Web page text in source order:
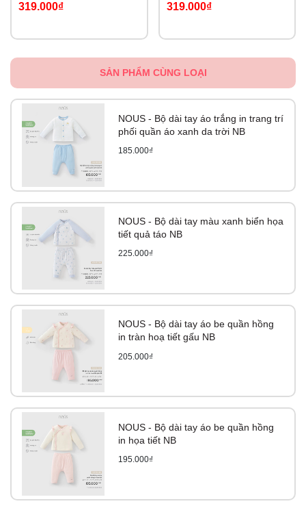
319.000₫ 319.000₫
SẢN PHẨM CÙNG LOẠI
NOUS - Bộ dài tay áo trắng in trang trí
phối quần áo xanh da trời NB
185.000₫
NOUS - Bộ dài tay màu xanh biển họa
tiết quả táo NB
225.000₫
NOUS - Bộ dài tay áo be quần hồng
in tràn hoạ tiết gấu NB
205.000₫
NOUS - Bộ dài tay áo be quần hồng
in họa tiết NB
195.000₫